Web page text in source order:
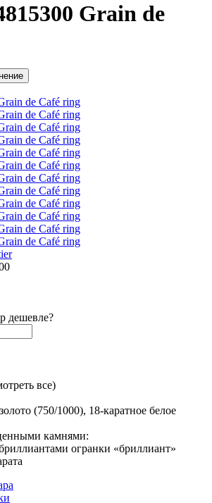
Grain de
дешевле?
все)
(750/1000), 18-каратное белое
камнями:
огранки «бриллиант»